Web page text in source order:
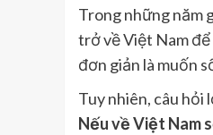
Trong những năm
trở về Việt Nam để
đơn giản là muốn
Tuy nhiên, câu hỏi
Nếu về Việt Nam